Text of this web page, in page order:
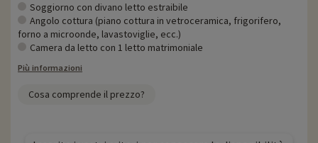
Soggiorno con divano letto estraibile
Angolo cottura (piano cottura in vetroceramica, frigorifero,
forno a microonde, lavastoviglie, ecc.)
Camera da letto con 1 letto matrimoniale
Più informazioni
Cosa comprende il prezzo?